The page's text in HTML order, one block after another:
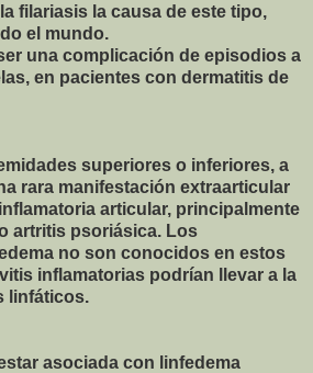
filariasis la causa de este tipo,
el mundo.
una complicación de episodios a
en pacientes con dermatitis de
superiores o inferiores, a
rara manifestación extraarticular
articular, principalmente
artritis psoriásica. Los
no son conocidos en estos
inflamatorias podrían llevar a la
linfáticos.
asociada con linfedema